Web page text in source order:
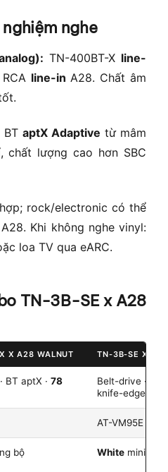
nghe
TN-400BT-X line-
line-in A28. Chất âm
BT aptX Adaptive từ mâm
chất lượng cao hơn SBC
rock/electronic có thể
Khi không nghe vinyl:
loa TV qua eARC.
TN-3B-SE x A28
X A28 WALNUT TN-3B-SE X
BT aptX · 78
Belt-drive ·
knife-edge ·
AT-VM95E
bộ White minimal